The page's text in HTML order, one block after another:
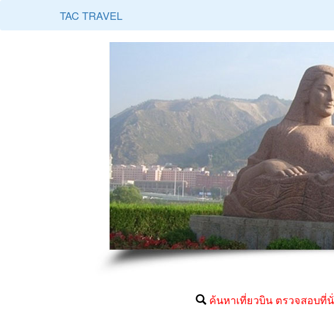
TAC TRAVEL
ค้นหาเที่ยวบิน ตรวจสอบที่